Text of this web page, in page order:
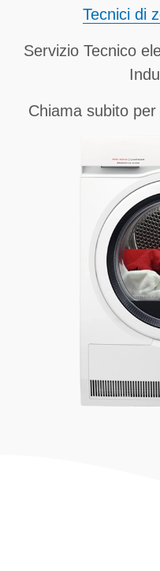
Tecnici di
Servizio Tecnico
Chiama subito